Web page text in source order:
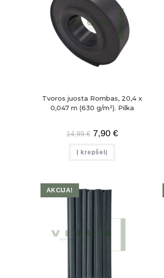
Tvoros juosta Rombas, 20,4 x
0,047 m (630 g/m²). Pilka
14,99€ 7,90 €
Į krepšelį
AKCIJA!